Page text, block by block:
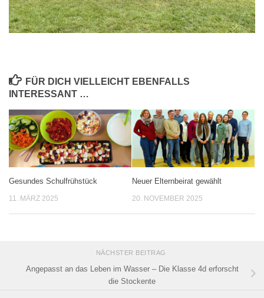
FÜR DICH VIELLEICHT EBENFALLS
INTERESSANT …
Gesundes Schulfrühstück
11. MÄRZ 2025
Neuer Elternbeirat gewählt
20. NOVEMBER 2025
NÄCHSTER BEITRAG
Angepasst an das Leben im Wasser – Die Klasse 4d erforscht
die Stockente